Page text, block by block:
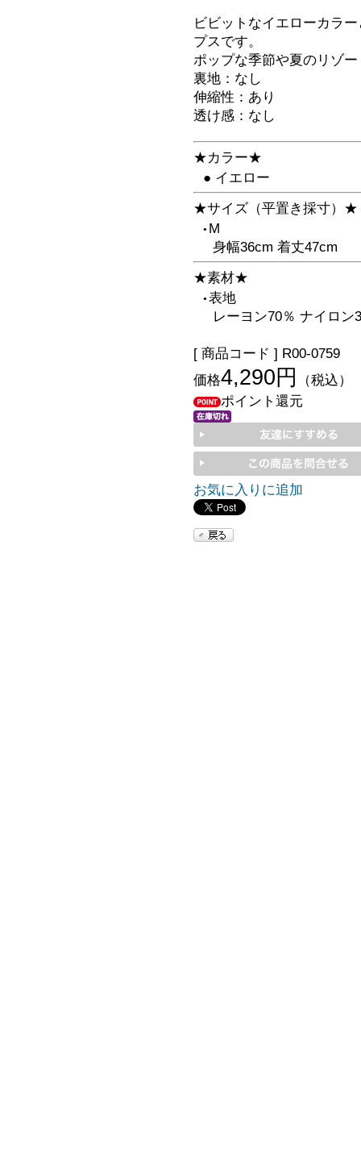
ビビットなイエローカラ
プスです。
ポップな季節や夏のリゾ
裏地：なし
伸縮性：あり
透け感：なし
★カラー★
● イエロー
★サイズ（平置き採寸）★
● M
身幅36cm 着丈47cm
★素材★
● 表地
レーヨン70％ ナイロン
[ 商品コード ] R00-0759
価格4,290円
（税込）
ポイント還元
お気に入りに追加